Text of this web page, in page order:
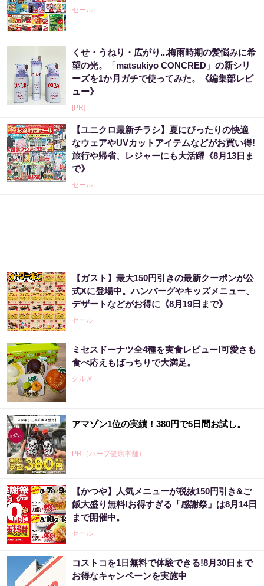
セール
くせ・うねり・広がり...梅雨時期の髪悩みに希
望の光。「matsukiyo CONCRED」の新シリ
ーズを1か月ガチで使ってみた。《編集部レビ
ュー》
[PR]
【ユニクロ最新チラシ】夏にぴったりの快適
なウェアやUVカットアイテムなどがお買い得!
旅行や帰省、レジャーにも大活躍《8月13日ま
で》
セール
【ガスト】最大150円引きの最新クーポンが公
式Xに登場中。ハンバーグやキッズメニュー、
デザートなどがお得に《8月19日まで》
セール
ミセスドーナツ全4種を実食レビュー!可愛さも
食べ応えもばっちりで大満足。
グルメ
アマゾン1位の実績！380円で5日間お試し。
PR（ハーブ健康本舗）
事例から学ぶ『特権アクセス管理』
PR（KeeperSecurity）
「気になっていた認知機能が菌で…」森永が
開発。感動の70代続出
【かつや】人気メニューが税抜150円引き&ご
飯大盛り無料!お得すぎる「感謝祭」は8月14日
まで開催中。
セール
コストコを1日無料で体験できる!8月30日まで
お得なキャンペーンを実施中